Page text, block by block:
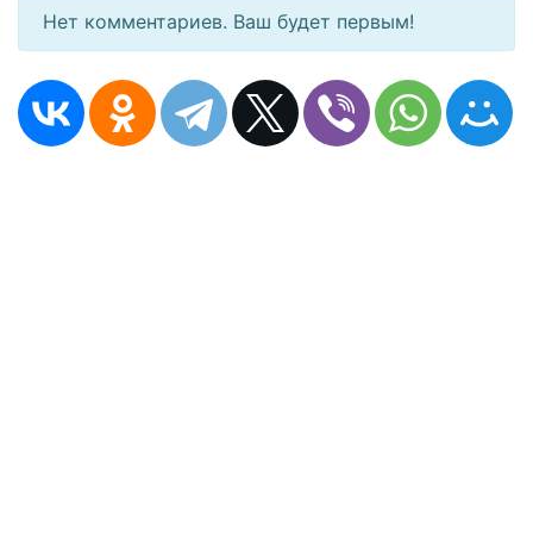
Нет комментариев. Ваш будет первым!